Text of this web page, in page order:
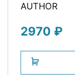
AUTHOR
2970 ₽